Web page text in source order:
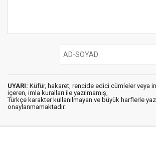
UYARI: Küfür, hakaret, rencide edici cümleler veya
içeren, imla kuralları ile yazılmamış,
Türkçe karakter kullanılmayan ve büyük harflerle
onaylanmamaktadır.